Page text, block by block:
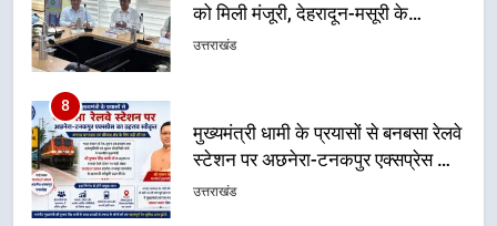
स्टेशन पर अछनेरा-टनकपुर एक्सप्रेस का
ठहराव हुआ स्वीकृत
उत्तराखंड
1
उत्तराखंड की नई पीढ़ी से सीधे संवाद का
धामी मॉडल, युवाओं के सुझावों से बनेगी
विकास की नई दिशा
उत्तराखंड